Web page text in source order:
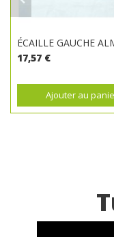
ÉCAILLE GAUCHE
17,57 €
Ajouter au